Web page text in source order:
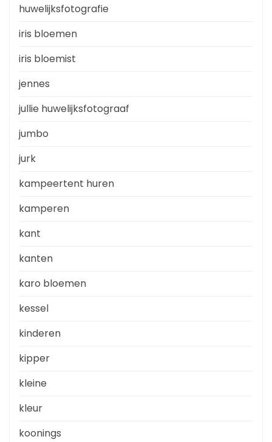
huwelijksfotografie
iris bloemen
iris bloemist
jennes
jullie huwelijksfotograaf
jumbo
jurk
kampeertent huren
kamperen
kant
kanten
karo bloemen
kessel
kinderen
kipper
kleine
kleur
koonings